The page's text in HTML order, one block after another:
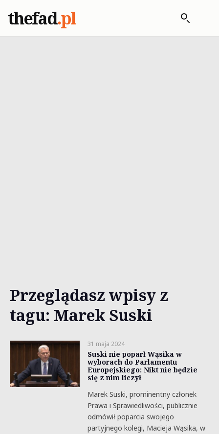
thefad.pl
Przeglądasz wpisy z
tagu: Marek Suski
31 maja 2024
Suski nie poparł Wąsika w
wyborach do Parlamentu
Europejskiego: Nikt nie będzie
się z nim liczył
Marek Suski, prominentny członek
Prawa i Sprawiedliwości, publicznie
odmówił poparcia swojego
partyjnego kolegi, Macieja Wąsika, w